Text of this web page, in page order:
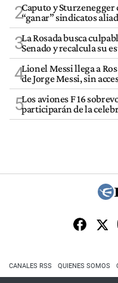
2Caputo y
“ganar” sindicatos
3La Rosada busca
Senado y recalcula su
4Lionel Messi llega a
de Jorge Messi, sin
5Los aviones F 16
participarán de la
CANALES RSS QUIENES SOMOS